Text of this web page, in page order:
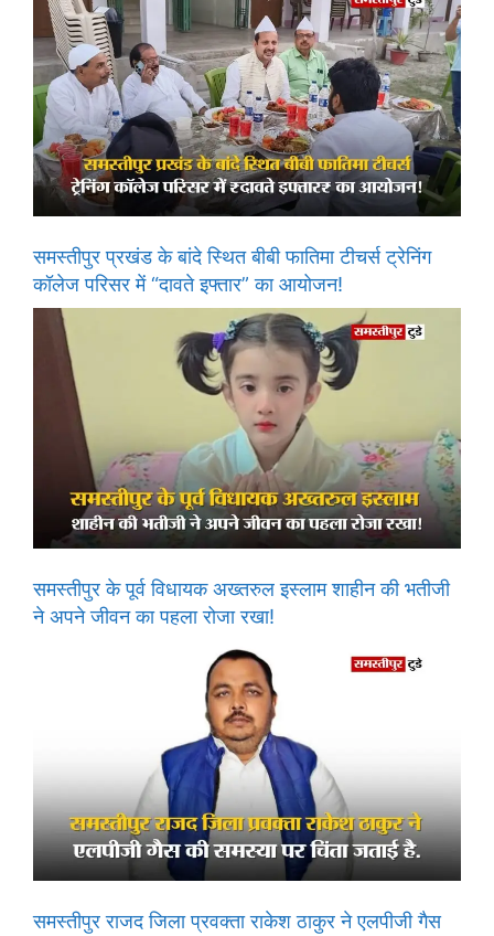
समस्तीपुर प्रखंड के बांदे स्थित बीबी फातिमा टीचर्स ट्रेनिंग
कॉलेज परिसर में “दावते इफ्तार” का आयोजन!
समस्तीपुर के पूर्व विधायक अख्तरुल इस्लाम शाहीन की भतीजी
ने अपने जीवन का पहला रोजा रखा!
समस्तीपुर राजद जिला प्रवक्ता राकेश ठाकुर ने एलपीजी गैस